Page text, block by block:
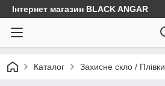
Інтернет магазин BLACK ANGAR
Каталог Захисне скло / Плівки